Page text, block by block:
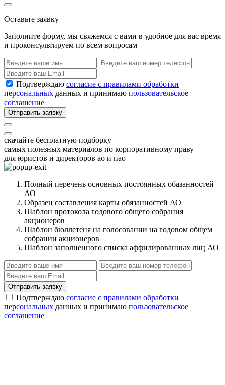
Оставьте заявку
Заполните форму, мы свяжемся с вами в удобное для вас время
и проконсультируем по всем вопросам
Подтверждаю согласие с правилами обработки
персональных данных и принимаю пользовательское
соглашение
Отправить заявку
скачайте бесплатную подборку
самых полезных материалов по корпоративному праву
для юристов и директоров ао и пао
Полный перечень основных постоянных обазанностей
АО
Образец составления карты обязанностей АО
Шаблон протокола годового общего собрания
акционеров
Шаблон бюллетеня на голосовании на годовом общем
собрании акционеров
Шаблон заполненного списка аффилированных лиц АО
Отправить заявку
Подтверждаю согласие с правилами обработки
персональных данных и принимаю пользовательское
соглашение